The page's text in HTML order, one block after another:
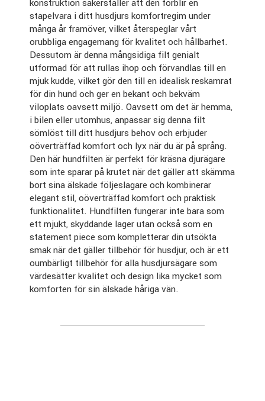
konstruktion säkerställer att den förblir en
stapelvara i ditt husdjurs komfortregim under
många år framöver, vilket återspeglar vårt
orubbliga engagemang för kvalitet och hållbarhet.
Dessutom är denna mångsidiga filt genialt
utformad för att rullas ihop och förvandlas till en
mjuk kudde, vilket gör den till en idealisk reskamrat
för din hund och ger en bekant och bekväm
viloplats oavsett miljö. Oavsett om det är hemma,
i bilen eller utomhus, anpassar sig denna filt
sömlöst till ditt husdjurs behov och erbjuder
oöverträffad komfort och lyx när du är på språng.
Den här hundfilten är perfekt för kräsna djurägare
som inte sparar på krutet när det gäller att skämma
bort sina älskade följeslagare och kombinerar
elegant stil, oöverträffad komfort och praktisk
funktionalitet. Hundfilten fungerar inte bara som
ett mjukt, skyddande lager utan också som en
statement piece som kompletterar din utsökta
smak när det gäller tillbehör för husdjur, och är ett
oumbärligt tillbehör för alla husdjursägare som
värdesätter kvalitet och design lika mycket som
komforten för sin älskade håriga vän.